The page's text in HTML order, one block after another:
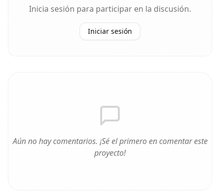
Inicia sesión para participar en la discusión.
Iniciar sesión
Aún no hay comentarios. ¡Sé el primero en comentar este
proyecto!